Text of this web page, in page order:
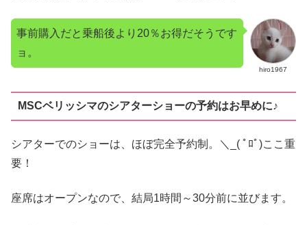
hiro1967
事前購入だと乗船後より20％お得だそうです
ョ。
MSCベリッシマのシアターショーの予約はお早めに♪
シアターでのショーは、ほぼ完全予約制。＼_( ﾟﾛﾟ)ここ重
要！
座席はオープンなので、結局1時間～30分前に並びます。